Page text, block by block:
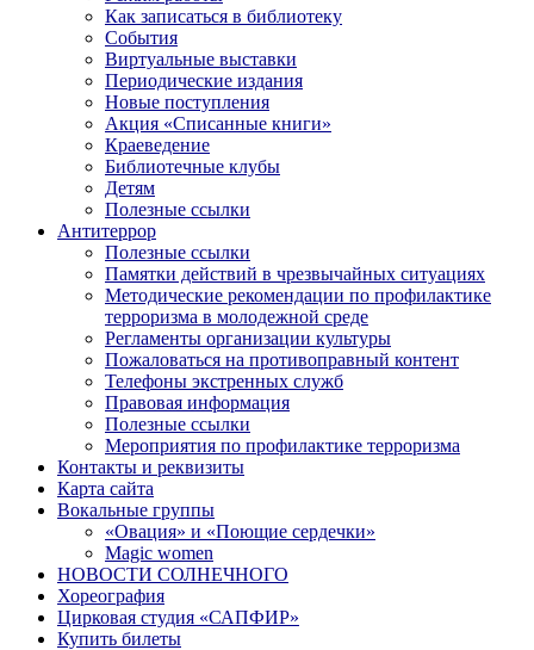
Как записаться в библиотеку
События
Виртуальные выставки
Периодические издания
Новые поступления
Акция «Списанные книги»
Краеведение
Библиотечные клубы
Детям
Полезные ссылки
Антитеррор
Полезные ссылки
Памятки действий в чрезвычайных ситуациях
Методические рекомендации по профилактике
терроризма в молодежной среде
Регламенты организации культуры
Пожаловаться на противоправный контент
Телефоны экстренных служб
Правовая информация
Полезные ссылки
Мероприятия по профилактике терроризма
Контакты и реквизиты
Карта сайта
Вокальные группы
«Овация» и «Поющие сердечки»
Magic women
НОВОСТИ СОЛНЕЧНОГО
Хореография
Цирковая студия «САПФИР»
Купить билеты